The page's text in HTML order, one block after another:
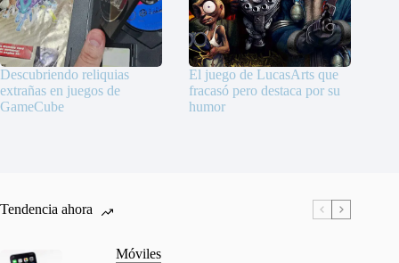
Descubriendo reliquias
extrañas en juegos de
GameCube
El juego de LucasArts que
fracasó pero destaca por su
humor
Tendencia ahora
Móviles